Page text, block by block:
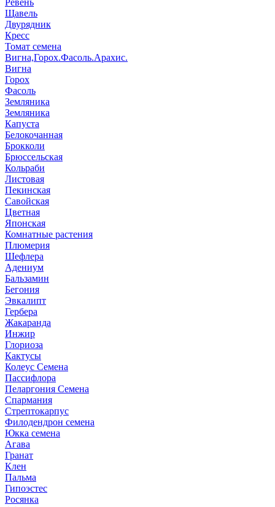
Ревень
Щавель
Двурядник
Кресс
Томат семена
Вигна,Горох.Фасоль.Арахис.
Вигна
Горох
Фасоль
Земляника
Земляника
Капуста
Белокочанная
Брокколи
Брюссельская
Кольраби
Листовая
Пекинская
Савойская
Цветная
Японская
Комнатные растения
Плюмерия
Шефлера
Адениум
Бальзамин
Бегония
Эвкалипт
Гербера
Жакаранда
Инжир
Глориоза
Кактусы
Колеус Семена
Пассифлора
Пеларгония Семена
Спармания
Стрептокарпус
Филодендрон семена
Юкка семена
Агава
Гранат
Клен
Пальма
Гипоэстес
Росянка